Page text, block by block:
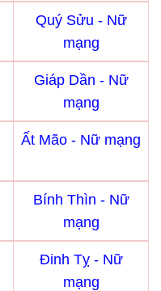
Quý Sửu - Nữ
mạng
Giáp Dần - Nữ
mạng
Ất Mão - Nữ mạng
Bính Thìn - Nữ
mạng
Đinh Tỵ - Nữ
mạng